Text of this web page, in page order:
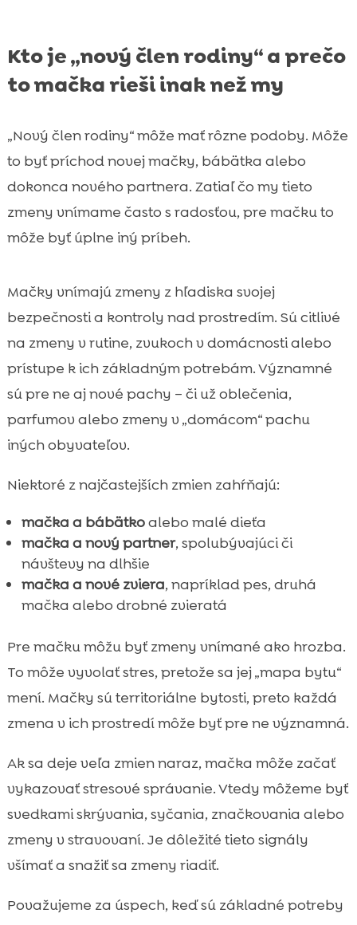
Kto je „nový člen rodiny“ a prečo
to mačka rieši inak než my
„Nový člen rodiny“ môže mať rôzne podoby. Môže
to byť príchod novej mačky, bábätka alebo
dokonca nového partnera. Zatiaľ čo my tieto
zmeny vnímame často s radosťou, pre mačku to
môže byť úplne iný príbeh.
Mačky vnímajú zmeny z hľadiska svojej
bezpečnosti a kontroly nad prostredím. Sú citlivé
na zmeny v rutine, zvukoch v domácnosti alebo
prístupe k ich základným potrebám. Významné
sú pre ne aj nové pachy – či už oblečenia,
parfumov alebo zmeny v „domácom“ pachu
iných obyvateľov.
Niektoré z najčastejších zmien zahŕňajú:
mačka a bábätkoalebo malé dieťa
mačka a nový partner, spolubývajúci či
návštevy na dlhšie
mačka a nové zviera, napríklad pes, druhá
mačka alebo drobné zvieratá
Pre mačku môžu byť zmeny vnímané ako hrozba.
To môže vyvolať stres, pretože sa jej „mapa bytu“
mení. Mačky sú territoriálne bytosti, preto každá
zmena v ich prostredí môže byť pre ne významná.
Ak sa deje veľa zmien naraz, mačka môže začať
vykazovať stresové správanie. Vtedy môžeme byť
svedkami skrývania, syčania, značkovania alebo
zmeny v stravovaní. Je dôležité tieto signály
všímať a snažiť sa zmeny riadiť.
Považujeme za úspech, keď sú základné potreby